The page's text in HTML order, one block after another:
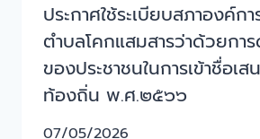
ประกาศใช้ระเบียบสภาองค์ก
ตำบลโคกแสมสารว่าด้วยการ
ของประชาชนในการเข้าชื่อ
ท้องถิ่น พ.ศ.๒๕๖๖
07/05/2026